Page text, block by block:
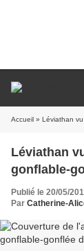
Accueil » Léviathan vu
Léviathan
gonflable-
Publié le 20/05/
Par Catherine-